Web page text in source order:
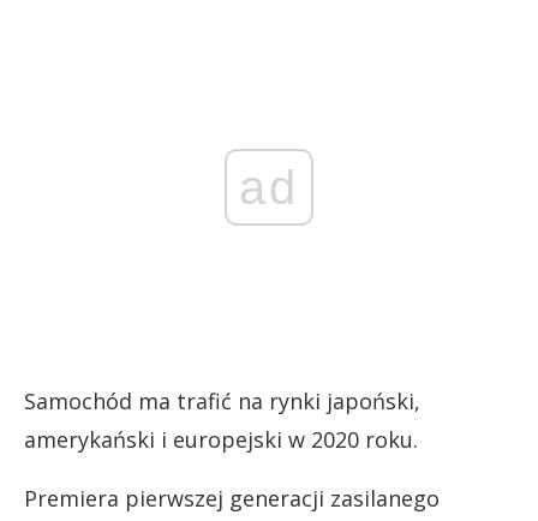
ad
Samochód ma trafić na rynki japoński,
amerykański i europejski w 2020 roku.
Premiera pierwszej generacji zasilanego